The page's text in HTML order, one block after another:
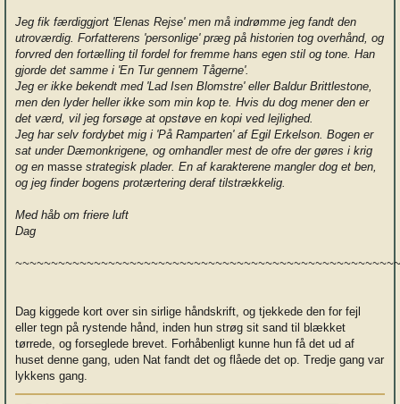
Jeg fik færdiggjort 'Elenas Rejse' men må indrømme jeg fandt den
utroværdig. Forfatterens 'personlige' præg på historien tog overhånd, og
forvred den fortælling til fordel for fremme hans egen stil og tone. Han
gjorde det samme i 'En Tur gennem Tågerne'.
Jeg er ikke bekendt med 'Lad Isen Blomstre' eller Baldur Brittlestone,
men den lyder heller ikke som min kop te. Hvis du dog mener den er
det værd, vil jeg forsøge at opstøve en kopi ved lejlighed.
Jeg har selv fordybet mig i 'På Ramparten' af Egil Erkelson. Bogen er
sat under Dæmonkrigene, og omhandler mest de ofre der gøres i krig
og en masse strategisk plader. En af karakterene mangler dog et ben,
og jeg finder bogens protærtering deraf tilstrækkelig.
Med håb om friere luft
Dag
Dag kiggede kort over sin sirlige håndskrift, og tjekkede den for fejl
eller tegn på rystende hånd, inden hun strøg sit sand til blækket
tørrede, og forseglede brevet. Forhåbenligt kunne hun få det ud af
huset denne gang, uden Nat fandt det og flåede det op. Tredje gang var
lykkens gang.